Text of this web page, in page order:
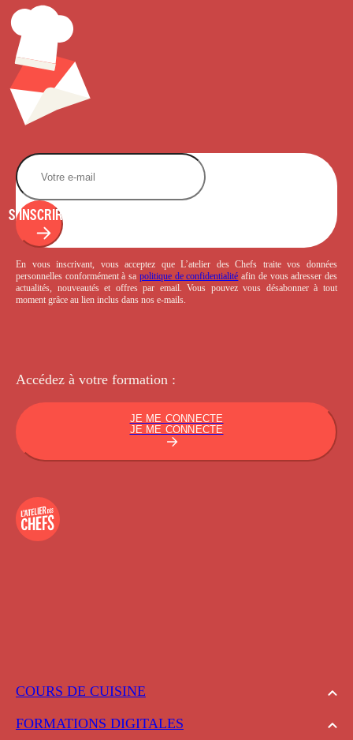
COURS DE CUISINE
FORMATIONS DIGITALES
S'INSCRIRE
En vous inscrivant, vous acceptez que L’atelier des Chefs traite vos données
personnelles conformément à sa politique de confidentialité afin de vous adresser des
actualités, nouveautés et offres par email. Vous pouvez vous désabonner à tout
moment grâce au lien inclus dans nos e-mails.
Accédez à votre formation :
JE ME CONNECTE
JE ME CONNECTE